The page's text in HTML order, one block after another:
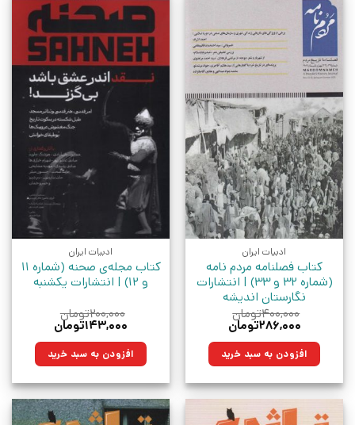
ادبیات ایران
کتاب فصلنامه مردم نامه
(شماره 32 و 33) | انتشارات
نگارستان اندیشه
۴۰۰,۰۰۰تومان
قیمت
۴۰۰,۰۰۰تومان
بود.
۲۸۶,۰۰۰تومان
۲۸۶,۰۰۰تومان.افزودن به سبد خرید
ادبیات ایران
کتاب مجله‌ی صحنه (شماره 11
و 12) | انتشارات یکشنبه
۲۰۰,۰۰۰تومان
قیمت
۲۰۰,۰۰۰تومان
بود.
۱۴۳,۰۰۰تومان
۱۴۳,۰۰۰تومان.افزودن به سبد خرید